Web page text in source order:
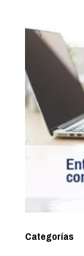
Categorías